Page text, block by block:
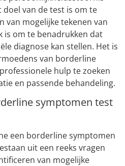
doel van de test is om te
van mogelijke tekenen van
is om te benadrukken dat
diagnose kan stellen. Het is
van borderline
hulp te zoeken
en passende behandeling.
symptomen test
een borderline symptomen
uit een reeks vragen
van mogelijke